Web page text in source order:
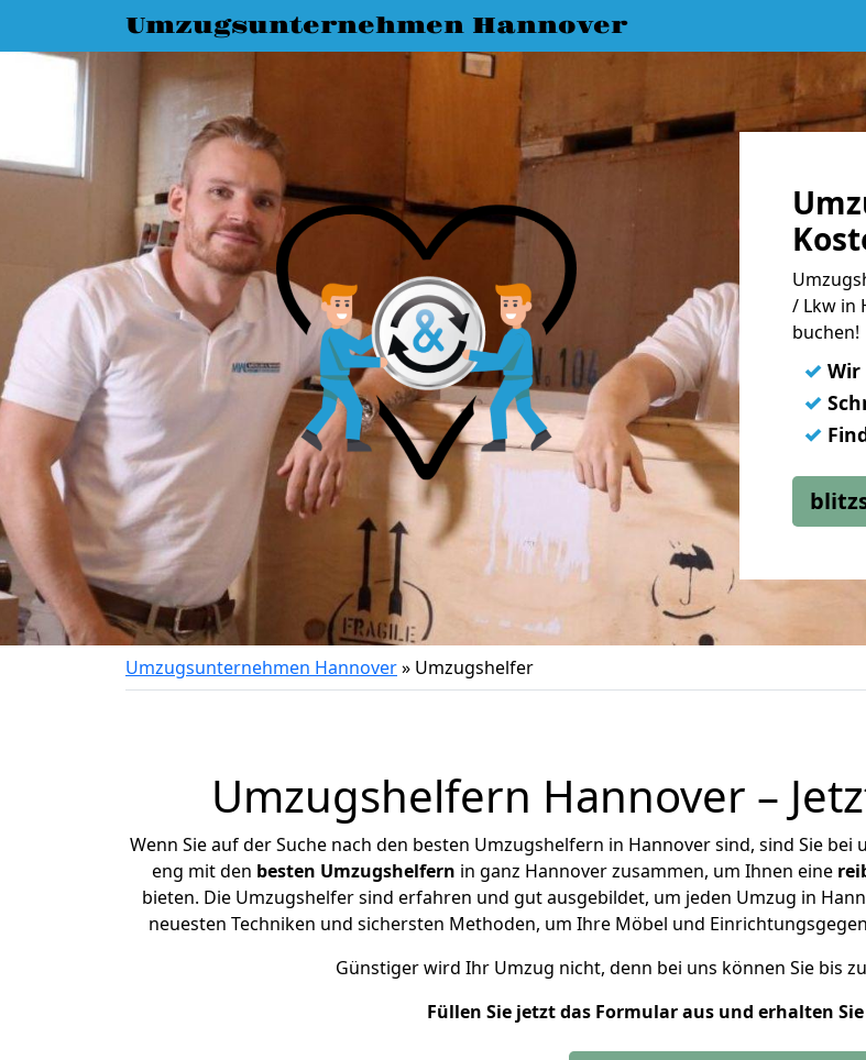
Umzugsunternehmen Hannover
/ Lkw in
buchen!
✓ Wir
✓
✓
Umzugsunternehmen Hannover» Umzugshelfer
Umzugshelfern Hannover –
Wenn Sie auf der Suche nach den besten Umzugshelfern in Hannover sind, sind Sie
eng mit den besten Umzugshelfern in ganz Hannover zusammen, um Ihnen eine
bieten. Die Umzugshelfer sind erfahren und gut ausgebildet, um jeden Umzug in
neuesten Techniken und sichersten Methoden, um Ihre Möbel und
Günstiger wird Ihr Umzug nicht, denn bei uns können Sie bis zu
Füllen Sie jetzt das Formular aus und erhalten